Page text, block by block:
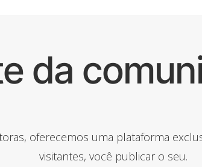
da
oferecemos uma plataforma
visitantes, você publicar o seu.